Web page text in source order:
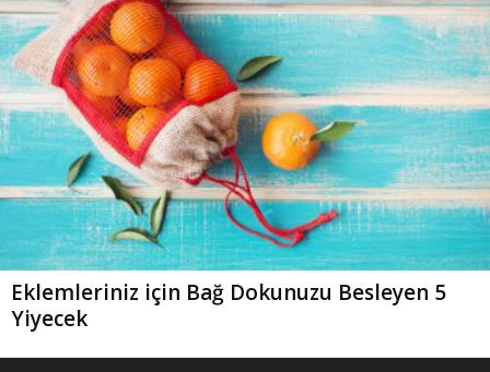
Eklemleriniz için Bağ Dokunuzu Besleyen 5
Yiyecek